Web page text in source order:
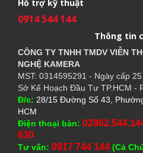
Hỗ trợ kỹ thuật
0914 544 144
Thông tin
CÔNG TY TNHH TMDV VIỄN
NGHỆ KAMERA
MST: 0314595291 - Ngày cấp
Sở Kế Hoạch Đầu Tư TP.HCM -
Đ/c: 28/15 Đường Số 43,
HCM
Điện thoại bàn:
630
Tư vấn: 0917 744 144 (Cả